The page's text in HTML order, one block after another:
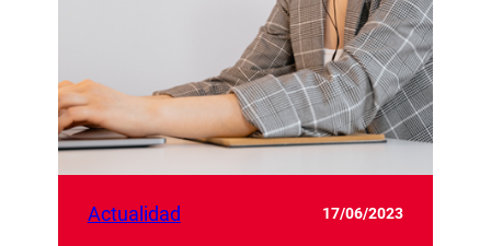
Actualidad 17/06/2023